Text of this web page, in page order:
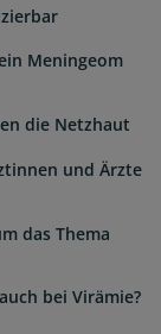
Meningeom
die Netzhaut
und Ärzte
das Thema
bei Virämie?